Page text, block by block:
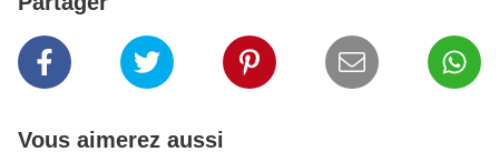
Vous aimerez aussi